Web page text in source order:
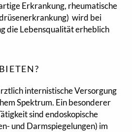
Erkrankung, rheumatische
wird bei
die Lebensqualität erheblich
internistische Versorgung
Spektrum. Ein besonderer
sind endoskopische
und Darmspiegelungen) im